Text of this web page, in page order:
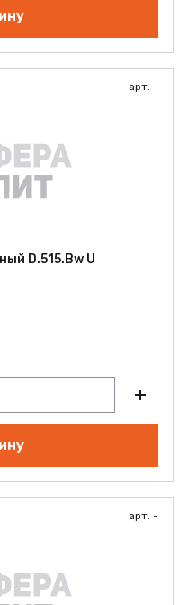
арт. -
D.515.Bw U
арт. -